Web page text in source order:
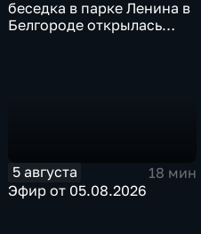
беседка в парке Ленина в
Белгороде открылась
5 августа
18 мин
Эфир от 05.08.2026